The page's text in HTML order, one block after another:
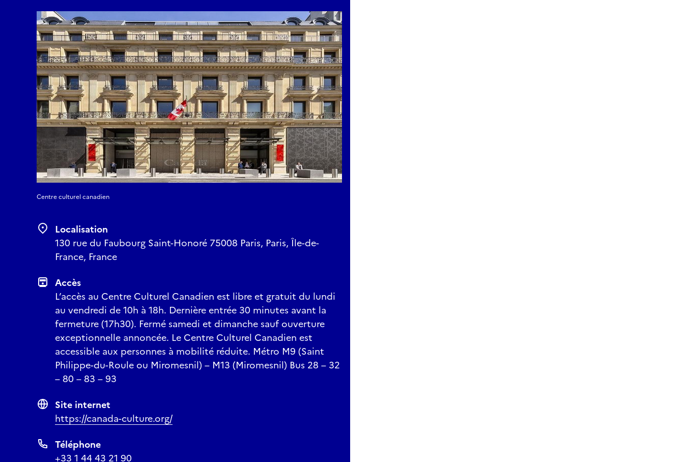
Centre culturel canadien
Localisation
130 rue du Faubourg Saint-Honoré 75008 Paris, Paris, Île-de-
France, France
Accès
L’accès au Centre Culturel Canadien est libre et gratuit du lundi
au vendredi de 10h à 18h. Dernière entrée 30 minutes avant la
fermeture (17h30). Fermé samedi et dimanche sauf ouverture
exceptionnelle annoncée. Le Centre Culturel Canadien est
accessible aux personnes à mobilité réduite. Métro M9 (Saint
Philippe-du-Roule ou Miromesnil) – M13 (Miromesnil) Bus 28 – 32
– 80 – 83 – 93
Site internet
https://canada-culture.org/
Téléphone
+33 1 44 43 21 90